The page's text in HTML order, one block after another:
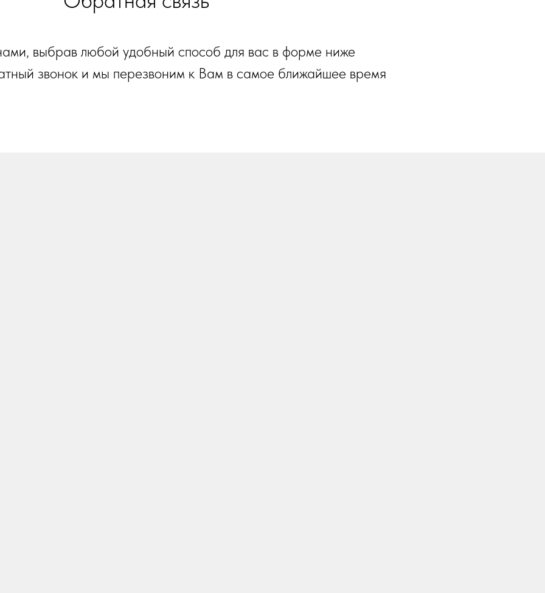
выбрав любой удобный способ для вас в форме ниже
звонок и мы перезвоним к Вам в самое ближайшее время